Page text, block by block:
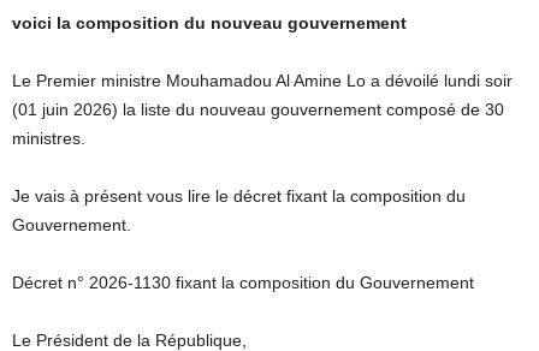
voici la composition du nouveau gouvernement
Le Premier ministre Mouhamadou Al Amine Lo a dévoilé lundi soir
(01 juin 2026) la liste du nouveau gouvernement composé de 30
ministres.
Je vais à présent vous lire le décret fixant la composition du
Gouvernement.
Décret n° 2026-1130 fixant la composition du Gouvernement
Le Président de la République,